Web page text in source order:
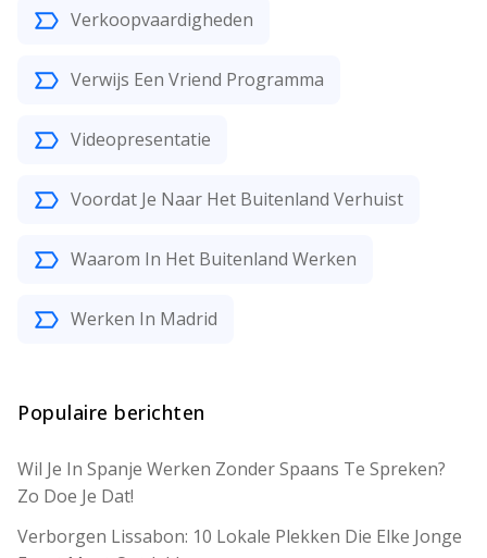
Verkoopvaardigheden
Verwijs Een Vriend Programma
Videopresentatie
Voordat Je Naar Het Buitenland Verhuist
Waarom In Het Buitenland Werken
Werken In Madrid
Populaire berichten
Wil Je In Spanje Werken Zonder Spaans Te Spreken?
Zo Doe Je Dat!
Verborgen Lissabon: 10 Lokale Plekken Die Elke Jonge